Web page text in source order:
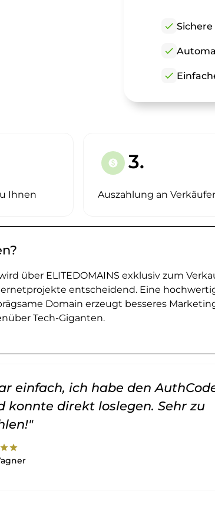
check
check
check
Ihnen
paid 3.
Auszahlung an Verkäufer
über ELITEDOMAINS exklusiv zum
entscheidend. Eine
Domain erzeugt besseres
Tech-Giganten.
einfach, ich habe den
direkt loslegen. Sehr zu
starstar